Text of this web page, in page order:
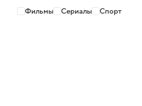
Фильмы Сериалы Спорт